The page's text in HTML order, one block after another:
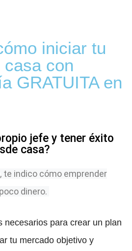
iniciar tu
casa con
GRATUITA en
jefe y tener éxito
casa?
, te indico cómo emprender
dinero.
necesarios para crear un plan
tu mercado objetivo y